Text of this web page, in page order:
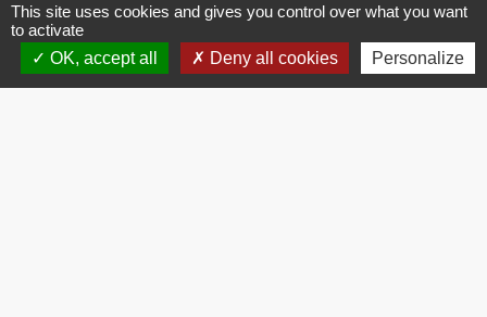
This site uses cookies and gives you control over what you want
to activate
OK, accept all
Deny all cookies Personalize